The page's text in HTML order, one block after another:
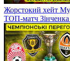
Жорстокий хейт
ТОП-матч